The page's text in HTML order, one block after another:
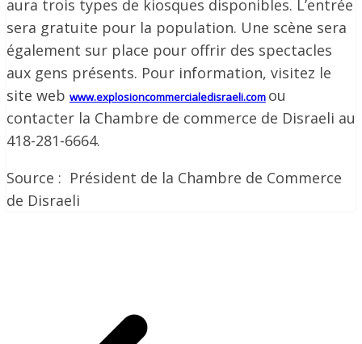
aura trois types de kiosques disponibles. L’entrée
sera gratuite pour la population. Une scène sera
également sur place pour offrir des spectacles
aux gens présents. Pour information, visitez le
site web www.explosioncommercialedisraeli.com ou
contacter la Chambre de commerce de Disraeli au
418-281-6664.
Source : Président de la Chambre de Commerce
de Disraeli